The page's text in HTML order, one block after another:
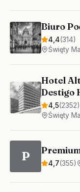
Biuro
4,4(314)
Święty
Hotel
Destigo
4,5(2352)
P 4,7(355)